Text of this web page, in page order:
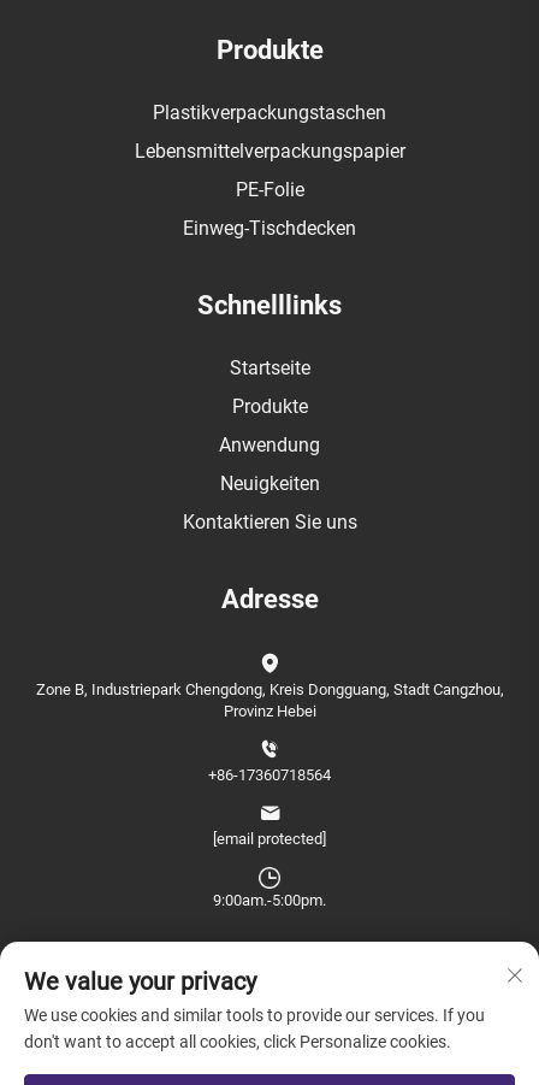
Produkte
Plastikverpackungstaschen
Lebensmittelverpackungspapier
PE-Folie
Einweg-Tischdecken
Schnelllinks
Startseite
Produkte
Anwendung
Neuigkeiten
Kontaktieren Sie uns
Adresse
Zone B, Industriepark Chengdong, Kreis Dongguang, Stadt Cangzhou,
Provinz Hebei
+86-17360718564
[email protected]
9:00am.-5:00pm.
Rechte vorbehalten. - Datenschutzrichtlinie
We value your privacy
We use cookies and similar tools to provide our services. If you
don't want to accept all cookies, click Personalize cookies.